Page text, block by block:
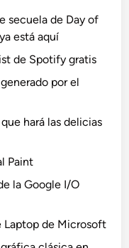
secuela de Day of
está aquí
de Spotify gratis
por el
hará las delicias
Paint
la Google I/O
Laptop de Microsoft